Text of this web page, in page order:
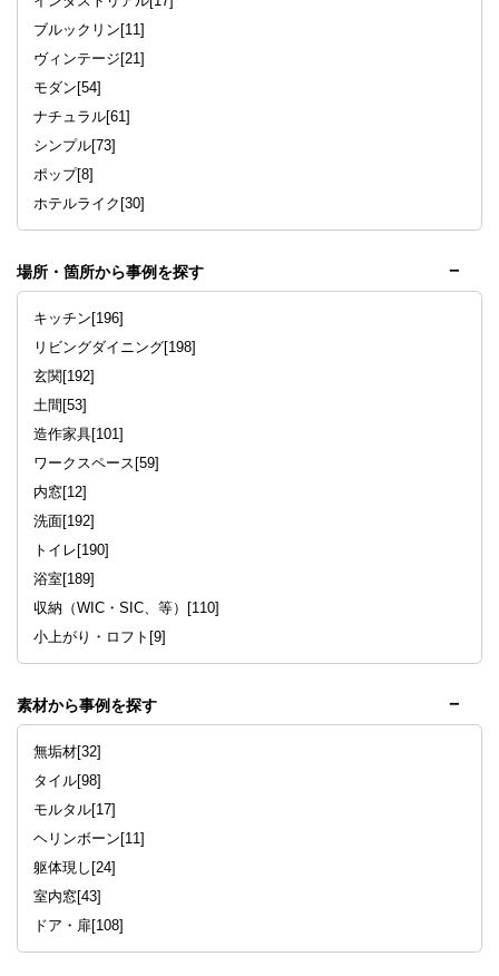
ブルックリン[11]
ヴィンテージ[21]
モダン[54]
ナチュラル[61]
シンプル[73]
ポップ[8]
ホテルライク[30]
場所・箇所から事例を探す
キッチン[196]
リビングダイニング[198]
玄関[192]
土間[53]
造作家具[101]
ワークスペース[59]
内窓[12]
洗面[192]
トイレ[190]
浴室[189]
収納（WIC・SIC、等）[110]
小上がり・ロフト[9]
素材から事例を探す
無垢材[32]
タイル[98]
モルタル[17]
ヘリンボーン[11]
躯体現し[24]
室内窓[43]
ドア・扉[108]